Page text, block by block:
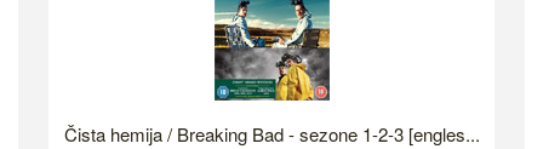
Čista hemija / Breaking Bad - sezone 1-2-3 [engles...